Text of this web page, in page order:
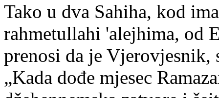
Tako u dva Sahiha, kod
rahmetullahi 'alejhima, od
prenosi da je Vjerovjesnik,
„Kada dođe mjesec